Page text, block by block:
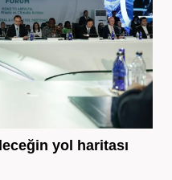
yol haritası